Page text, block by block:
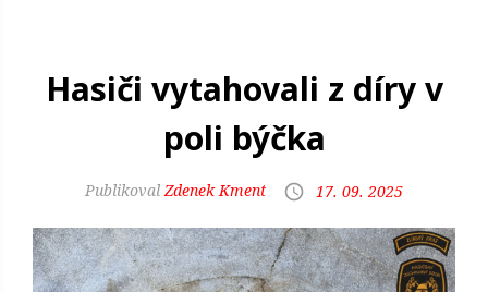
Hasiči vytahovali z díry v
poli býčka
Zdenek Kment 17. 09. 2025